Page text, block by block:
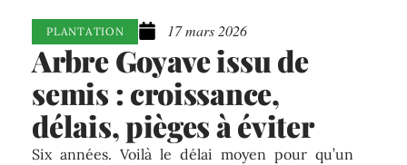
PLANTATION 17 mars 2026
Arbre Goyave issu de
semis : croissance,
délais, pièges à éviter
Six années. Voilà le délai moyen pour qu’un